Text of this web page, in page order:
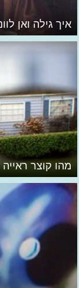
איך גילה ואן
מהו קוצר